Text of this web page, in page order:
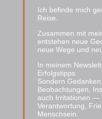
Ich befinde mich
Reise.
Zusammen mit
entstehen neue
neue Wege und
In meinem
Erfolgstipps.
Sondern
Beobachtungen,
auch Irritationen —
Verantwortung,
Menschsein.